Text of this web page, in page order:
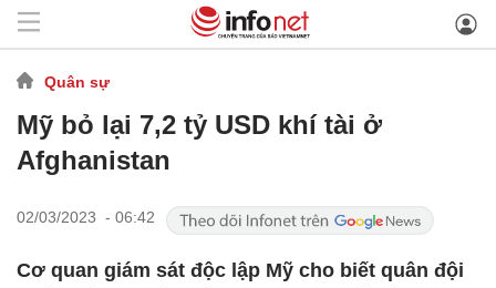
Quân sự
Mỹ bỏ lại 7,2 tỷ USD khí tài ở
Afghanistan
02/03/2023 - 06:42
Cơ quan giám sát độc lập Mỹ cho biết quân đội